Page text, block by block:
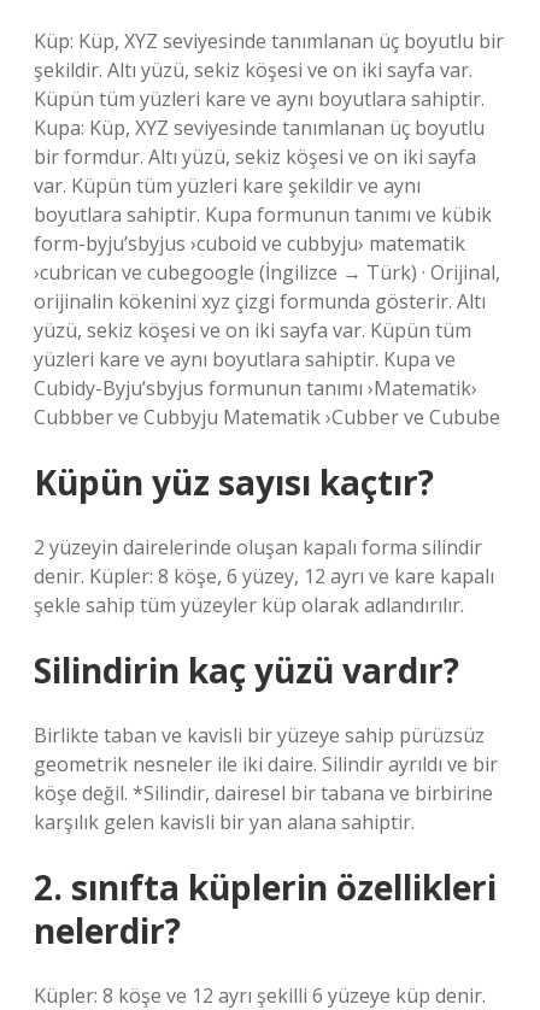
Küp: Küp, XYZ seviyesinde tanımlanan üç boyutlu bir
şekildir. Altı yüzü, sekiz köşesi ve on iki sayfa var.
Küpün tüm yüzleri kare ve aynı boyutlara sahiptir.
Kupa: Küp, XYZ seviyesinde tanımlanan üç boyutlu
bir formdur. Altı yüzü, sekiz köşesi ve on iki sayfa
var. Küpün tüm yüzleri kare şekildir ve aynı
boyutlara sahiptir. Kupa formunun tanımı ve kübik
form-byju’sbyjus ›cuboid ve cubbyju› matematik
›cubrican ve cubegoogle (İngilizce → Türk) · Orijinal,
orijinalin kökenini xyz çizgi formunda gösterir. Altı
yüzü, sekiz köşesi ve on iki sayfa var. Küpün tüm
yüzleri kare ve aynı boyutlara sahiptir. Kupa ve
Cubidy-Byju’sbyjus formunun tanımı ›Matematik›
Cubbber ve Cubbyju Matematik ›Cubber ve Cubube
Küpün yüz sayısı kaçtır?
2 yüzeyin dairelerinde oluşan kapalı forma silindir
denir. Küpler: 8 köşe, 6 yüzey, 12 ayrı ve kare kapalı
şekle sahip tüm yüzeyler küp olarak adlandırılır.
Silindirin kaç yüzü vardır?
Birlikte taban ve kavisli bir yüzeye sahip pürüzsüz
geometrik nesneler ile iki daire. Silindir ayrıldı ve bir
köşe değil. *Silindir, dairesel bir tabana ve birbirine
karşılık gelen kavisli bir yan alana sahiptir.
2. sınıfta küplerin özellikleri
nelerdir?
Küpler: 8 köşe ve 12 ayrı şekilli 6 yüzeye küp denir.